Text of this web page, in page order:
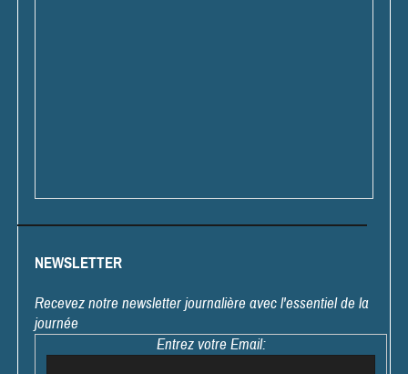
NEWSLETTER
Recevez notre newsletter journalière avec l'essentiel de la
journée
Entrez votre Email: